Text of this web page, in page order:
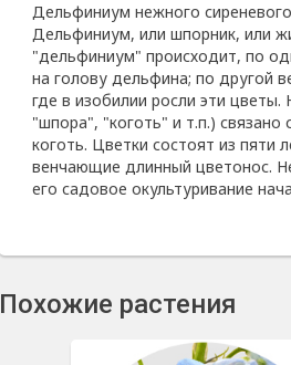
Дельфиниум нежного
Дельфиниум, или шпорник, или
"дельфиниум" происходит, по
на голову дельфина; по другой
где в изобилии росли эти
"шпора", "коготь" и т.п.)
коготь. Цветки состоят из пяти
венчающие длинный цветонос.
его садовое окультуривание
Похожие растения